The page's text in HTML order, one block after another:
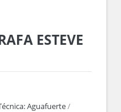
ESTEVE
Aguafuerte/